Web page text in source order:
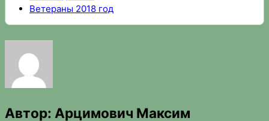
Ветераны 2018 год
Автор: Арцимович Максим